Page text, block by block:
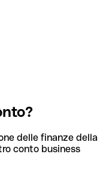
delle finanze della
conto business